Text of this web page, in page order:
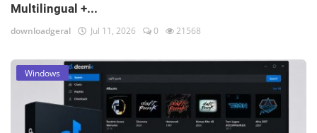
Multilingual +...
downloadgeral Jul 11, 2026 0 21568
Windows